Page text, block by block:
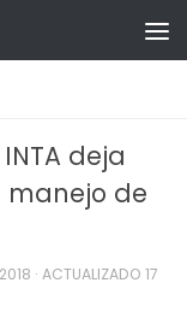
deja
de
· ACTUALIZADO 17